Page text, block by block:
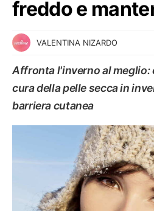
freddo e
VALENTINA NIZARDO
Affronta l'inverno al meglio:
cura della pelle secca in
barriera cutanea